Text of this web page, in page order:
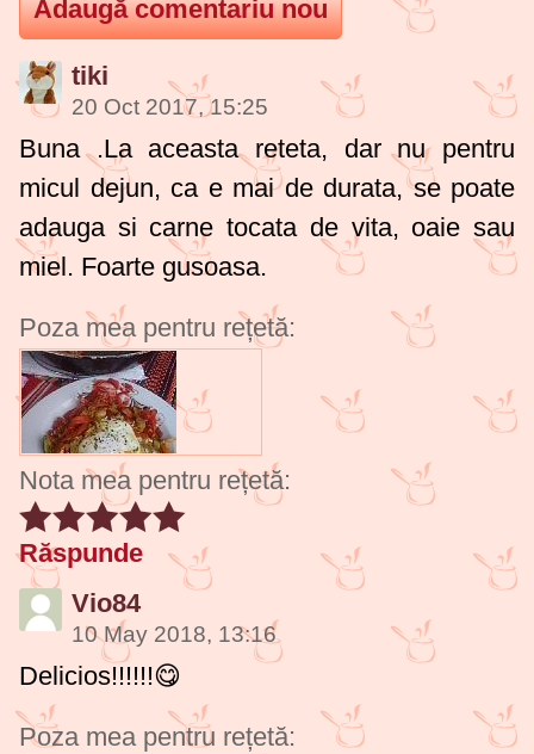
tiki
20 Oct 2017, 15:25
Buna .La aceasta reteta, dar nu pentru
micul dejun, ca e mai de durata, se poate
adauga si carne tocata de vita, oaie sau
miel. Foarte gusoasa.
Poza mea pentru rețetă:
Nota mea pentru rețetă:
Răspunde
Vio84
10 May 2018, 13:16
Delicios!!!!!!😋
Poza mea pentru rețetă: